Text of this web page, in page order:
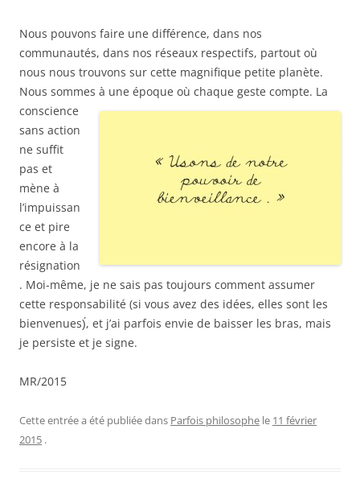
Nous pouvons faire une différence, dans nos
communautés, dans nos réseaux respectifs, partout où
nous nous trouvons sur cette magnifique petite planète.
Nous sommes à une époque où chaque geste compte. La
conscience
sans action
ne suffit
pas et
mène à
l’impuissan
ce et pire
encore à la
résignation
. Moi-même, je ne sais pas toujours comment assumer
cette responsabilité (si vous avez des idées, elles sont les
bienvenues)́, et j’ai parfois envie de baisser les bras, mais
je persiste et je signe.
MR/2015
Cette entrée a été publiée dans Parfois philosophe le 11 février
2015 .